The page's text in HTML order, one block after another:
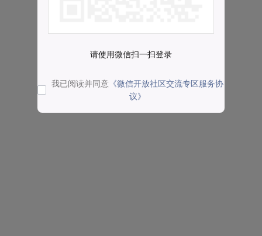
请使用微信扫一扫登录
我已阅读并同意 《微信开放社区交流专区服务协
议》